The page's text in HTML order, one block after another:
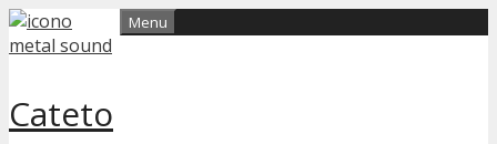
Skip
to
Cateto
Menu